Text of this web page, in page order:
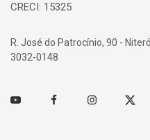
CRECI: 15325
R. José do Patrocínio, 90 -
3032-0148
Youtube FacebookInstagramTwitter